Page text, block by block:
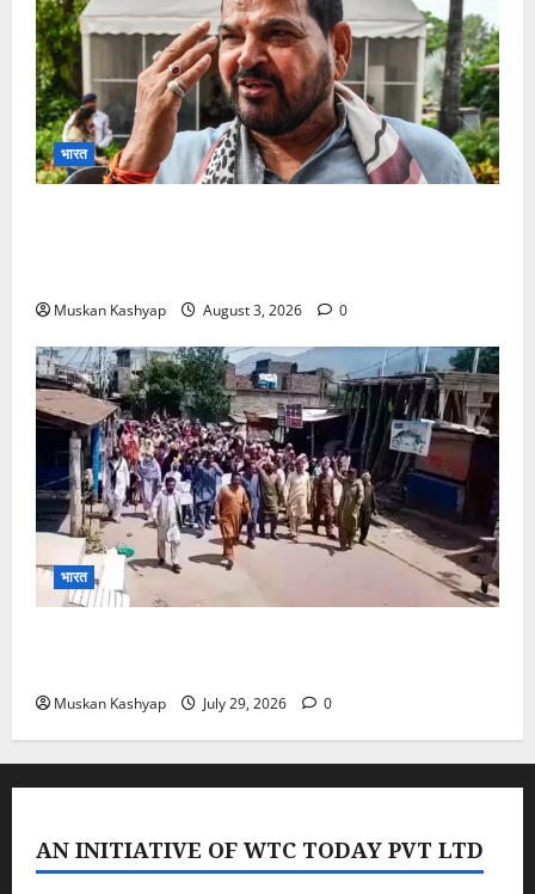
भारत
Muskan Kashyap August 3, 2026 0
भारत
Muskan Kashyap July 29, 2026 0
AN INITIATIVE OF WTC TODAY PVT LTD